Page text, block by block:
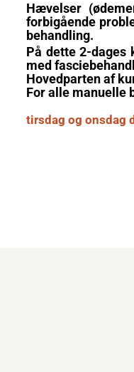
Hævelser
forbigående
behandling.
På dette 2-
med
Hovedparten af
For alle manuelle
tirsdag og onsdag